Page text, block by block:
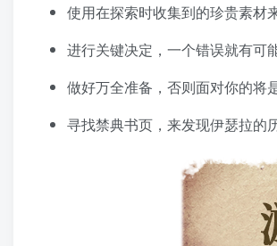
使用在探索时收集到的珍贵素材
进行关键决定，一个错误就有可
做好万全准备，否则面对你的将
寻找禁典书页，来发现伊瑟拉的